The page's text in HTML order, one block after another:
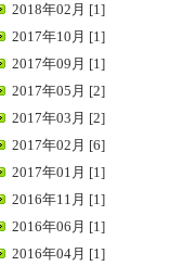
2018年02月 [1]
2017年10月 [1]
2017年09月 [1]
2017年05月 [2]
2017年03月 [2]
2017年02月 [6]
2017年01月 [1]
2016年11月 [1]
2016年06月 [1]
2016年04月 [1]